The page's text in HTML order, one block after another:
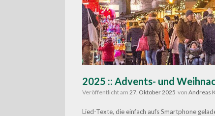
2025 :: Advents- und
Veröffentlicht am 27. Oktober 2025 von Andreas
Lied-Texte, die einfach aufs Smartphone